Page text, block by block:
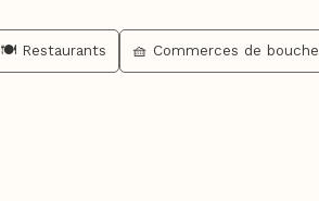
🍽️ Restaurants 🧺 Commerces de bouche